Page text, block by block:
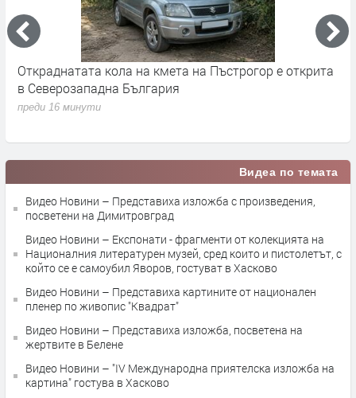
Четири автомобила катастрофираха край Хасково
преди 2 часа
Видеа по темата
Видео Новини – Представиха изложба с произведения,
посветени на Димитровград
Видео Новини – Експонати - фрагменти от колекцията на
Националния литературен музей, сред които и пистолетът, с
който се е самоубил Яворов, гостуват в Хасково
Видео Новини – Представиха картините от национален
пленер по живопис "Квадрат"
Видео Новини – Представиха изложба, посветена на
жертвите в Белене
Видео Новини – "IV Mеждународна приятелска изложба на
картина" гостува в Хасково